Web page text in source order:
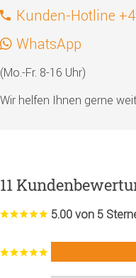
Kunden-Hotline
WhatsApp
(Mo.-Fr. 8-16 Uhr)
Wir helfen Ihnen gerne
11
5.00 von 5